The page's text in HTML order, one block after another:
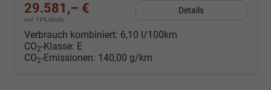
29.581,– €
incl. 19% MwSt.
Details
Verbrauch kombiniert: 6,10 l/100km
CO2-Klasse: E
CO2-Emissionen: 140,00 g/km